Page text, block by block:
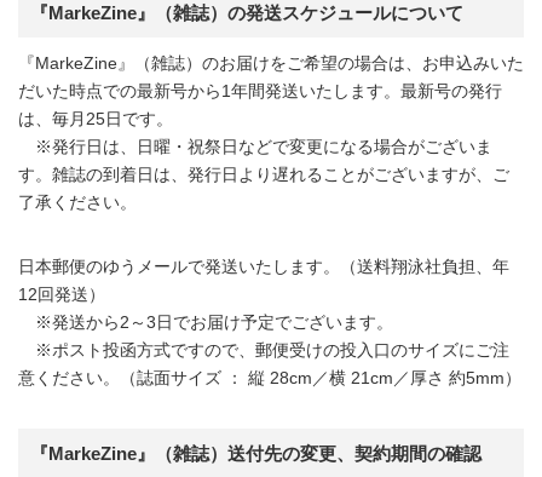
『MarkeZine』（雑誌）の発送スケジュールについて
『MarkeZine』（雑誌）のお届けをご希望の場合は、お申込みいた
だいた時点での最新号から1年間発送いたします。最新号の発行
は、毎月25日です。
※発行日は、日曜・祝祭日などで変更になる場合がございま
す。雑誌の到着日は、発行日より遅れることがございますが、ご
了承ください。
日本郵便のゆうメールで発送いたします。（送料翔泳社負担、年
12回発送）
※発送から2～3日でお届け予定でございます。
※ポスト投函方式ですので、郵便受けの投入口のサイズにご注
意ください。（誌面サイズ ： 縦 28cm／横 21cm／厚さ 約5mm）
『MarkeZine』（雑誌）送付先の変更、契約期間の確認